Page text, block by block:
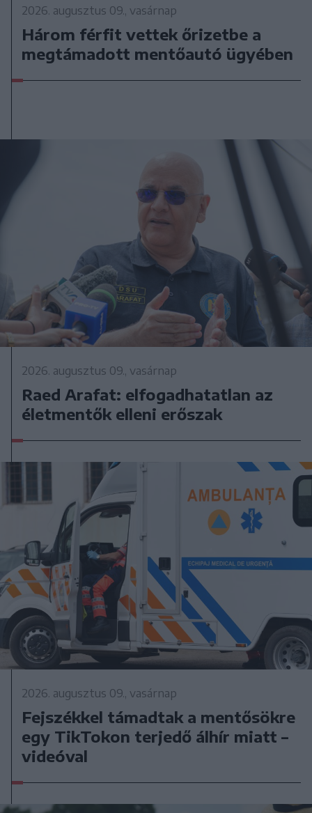
2026. augusztus 09., vasárnap
Három férfit vettek őrizetbe a
megtámadott mentőautó ügyében
2026. augusztus 09., vasárnap
Raed Arafat: elfogadhatatlan az
életmentők elleni erőszak
2026. augusztus 09., vasárnap
Fejszékkel támadtak a mentősökre
egy TikTokon terjedő álhír miatt –
videóval